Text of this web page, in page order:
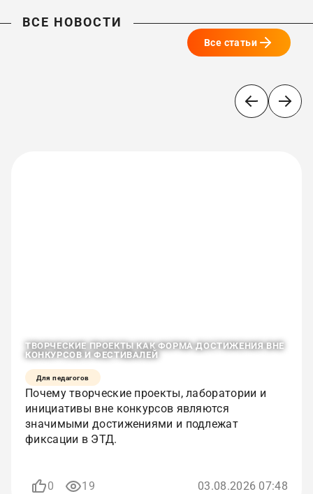
ВСЕ НОВОСТИ
Все статьи
ТВОРЧЕСКИЕ ПРОЕКТЫ КАК ФОРМА ДОСТИЖЕНИЯ ВНЕ
КОНКУРСОВ И ФЕСТИВАЛЕЙ
Для педагогов
Почему творческие проекты, лаборатории и
инициативы вне конкурсов являются
значимыми достижениями и подлежат
фиксации в ЭТД.
0 19 03.08.2026 07:48